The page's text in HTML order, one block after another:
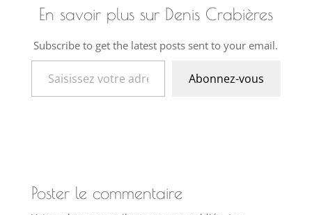
En savoir plus sur Denis Crabières
Subscribe to get the latest posts sent to your email.
Saisissez votre adresse e-mail…
Abonnez-vous
Poster le commentaire